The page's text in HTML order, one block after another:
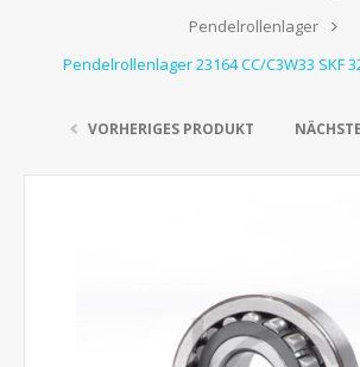
Pendelrollenlager
Pendelrollenlager 23164 CC/C3W33 SKF
VORHERIGES PRODUKT